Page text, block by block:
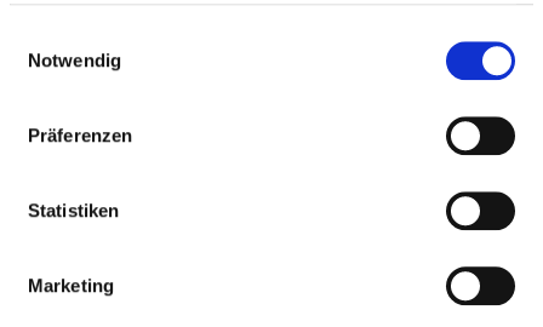
Notwendig
Präferenzen
Statistiken
Marketing